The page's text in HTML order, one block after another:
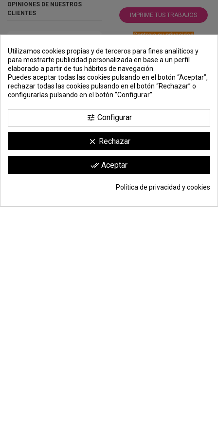
compra pormetros lineales. compra mínima:6 metros(entrega en barras de 3 metros)
Añadir a la cesta *65,22 €
OPINIONES DE NUESTROS
CLIENTES
IMPRIME TUS TRABAJOS
Controle su privacidad
PREMIOS
METODOS
DE PAGO
ENVÍO
COMERCIO
SEGURO
clic aquí para mostrar el certificado.
Utilizamos cookies propias y de terceros para fines analíticos y
para mostrarte publicidad personalizada en base a un perfil
elaborado a partir de tus hábitos de navegación.
Puedes aceptar todas las cookies pulsando en el botón “Aceptar”,
rechazar todas las cookies pulsando en el botón “Rechazar” o
configurarlas pulsando en el botón “Configurar”.
tune Configurar
clear Rechazar
done_all Aceptar
Política de privacidad y cookies